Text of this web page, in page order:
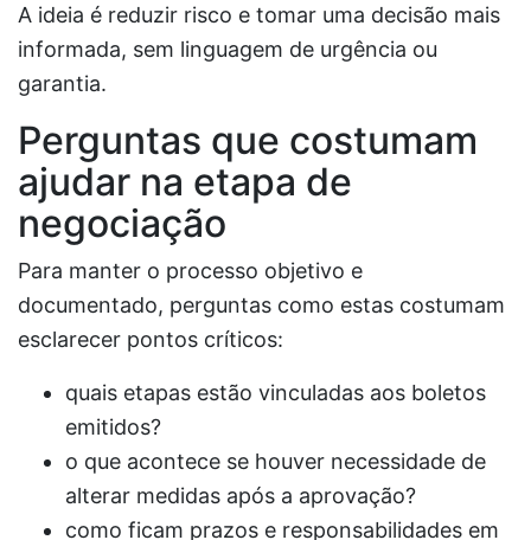
A ideia é reduzir risco e tomar uma decisão mais
informada, sem linguagem de urgência ou
garantia.
Perguntas que costumam
ajudar na etapa de
negociação
Para manter o processo objetivo e
documentado, perguntas como estas costumam
esclarecer pontos críticos:
quais etapas estão vinculadas aos boletos
emitidos?
o que acontece se houver necessidade de
alterar medidas após a aprovação?
como ficam prazos e responsabilidades em